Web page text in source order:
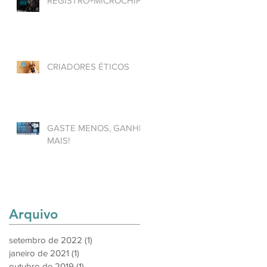
CRIADORES ÉTICOS
GASTE MENOS, GANHE
MAIS!
Arquivo
setembro de 2022 (1)
janeiro de 2021 (1)